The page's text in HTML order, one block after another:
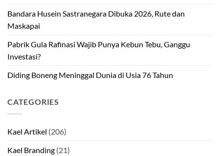
Bandara Husein Sastranegara Dibuka 2026, Rute dan
Maskapai
Pabrik Gula Rafinasi Wajib Punya Kebun Tebu, Ganggu
Investasi?
Diding Boneng Meninggal Dunia di Usia 76 Tahun
CATEGORIES
Kael Artikel (206)
Kael Branding (21)